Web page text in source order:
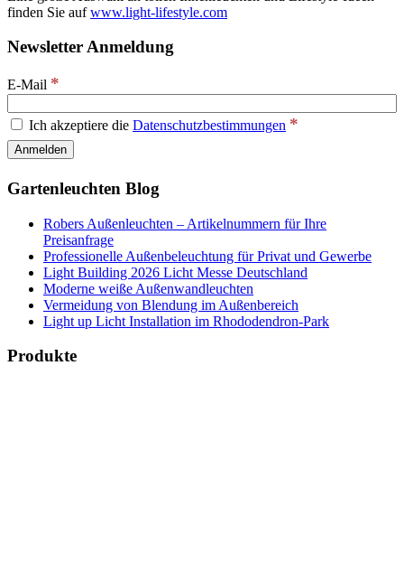
finden Sie aufwww.light-lifestyle.com
Newsletter Anmeldung
E-Mail *
Ich akzeptiere die Datenschutzbestimmungen *
Gartenleuchten Blog
Robers Außenleuchten – Artikelnummern für Ihre
Preisanfrage
Professionelle Außenbeleuchtung für Privat und Gewerbe
Light Building 2026 Licht Messe Deutschland
Moderne weiße Außenwandleuchten
Vermeidung von Blendung im Außenbereich
Light up Licht Installation im Rhododendron-Park
Produkte